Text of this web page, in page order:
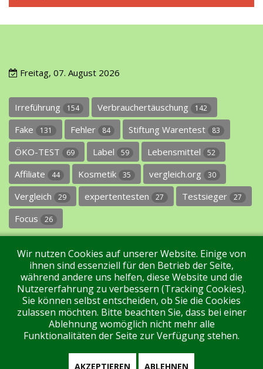
Freitag, 07. August 2026
Irreführung 154 Verbrauchertäuschung 142
Fake 131 Fehler 84 Stiftung Warentest 83
ÖKO-TEST 69 Label 59 Lebensmittel 52
Affiliate 44 Kosmetik 35 vergleich.org 30
Vergleich 29 expertentesten 27 Testsieger 27
Focus 26
Impressum Datenschutz Über uns Kontakt
Tags Unterstützen Sie uns! Login
Wir nutzen Cookies auf unserer Website. Einige von
ihnen sind essenziell für den Betrieb der Seite,
während andere uns helfen, diese Website und die
Nutzererfahrung zu verbessern (Tracking Cookies).
Sie können selbst entscheiden, ob Sie die Cookies
zulassen möchten. Bitte beachten Sie, dass bei einer
Ablehnung womöglich nicht mehr alle
Funktionalitäten der Seite zur Verfügung stehen.
AKZEPTIEREN ABLEHNEN